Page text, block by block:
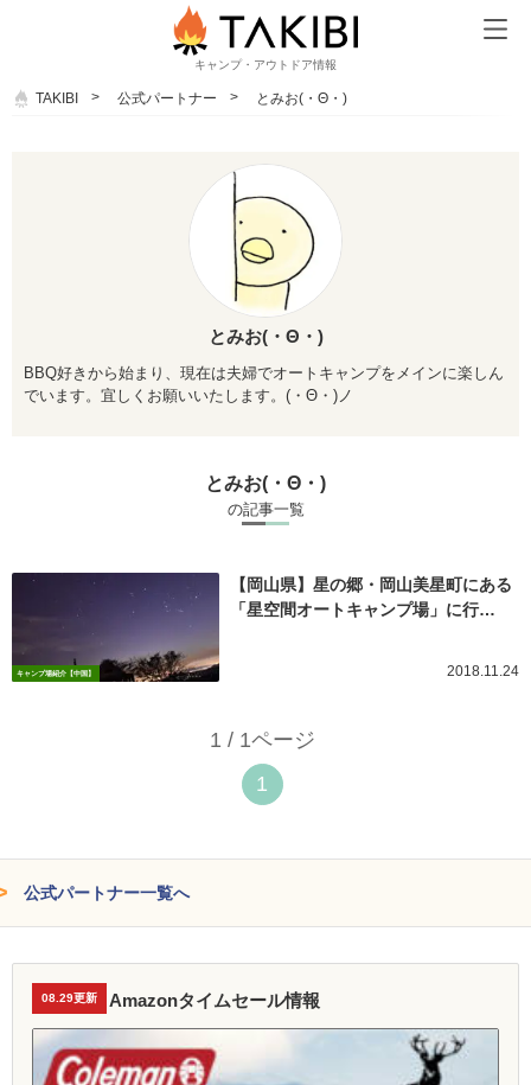
キャンプ・アウトドア情報
TAKIBI 公式パートナー とみお(・Θ・)
とみお(・Θ・)
BBQ好きから始まり、 現在は夫婦でオートキャンプをメインに楽しん
でいます。 宜しくお願いいたします。(・Θ・)ノ
とみお(・Θ・)
の記事一覧
キャンプ場紹介【中国】
【岡山県】星の郷・岡山美星町にある
「星空間オートキャンプ場」に行…
2018.11.24
1 / 1ページ
1
公式パートナー一覧へ
08.29更新 Amazonタイムセール情報